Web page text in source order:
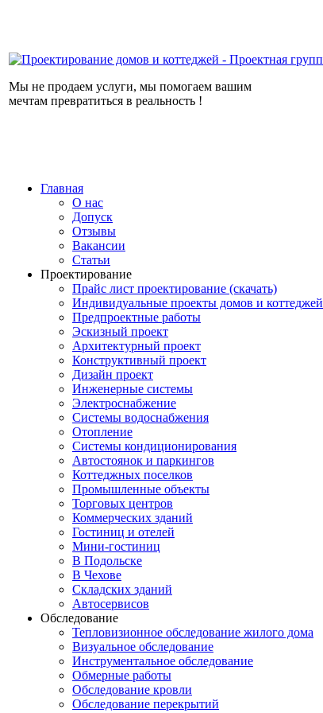
Мы не продаем услуги, мы помогаем вашим
мечтам превратиться в реальность !
Главная
О нас
Допуск
Отзывы
Вакансии
Статьи
Проектирование
Прайс лист проектирование (скачать)
Индивидуальные проекты домов и коттеджей
Предпроектные работы
Эскизный проект
Архитектурный проект
Конструктивный проект
Дизайн проект
Инженерные системы
Электроснабжение
Системы водоснабжения
Отопление
Системы кондиционирования
Автостоянок и паркингов
Коттеджных поселков
Промышленные объекты
Торговых центров
Коммерческих зданий
Гостиниц и отелей
Мини-гостиниц
В Подольске
В Чехове
Складских зданий
Автосервисов
Обследование
Тепловизионное обследование жилого дома
Визуальное обследование
Инструментальное обследование
Обмерные работы
Обследование кровли
Обследование перекрытий